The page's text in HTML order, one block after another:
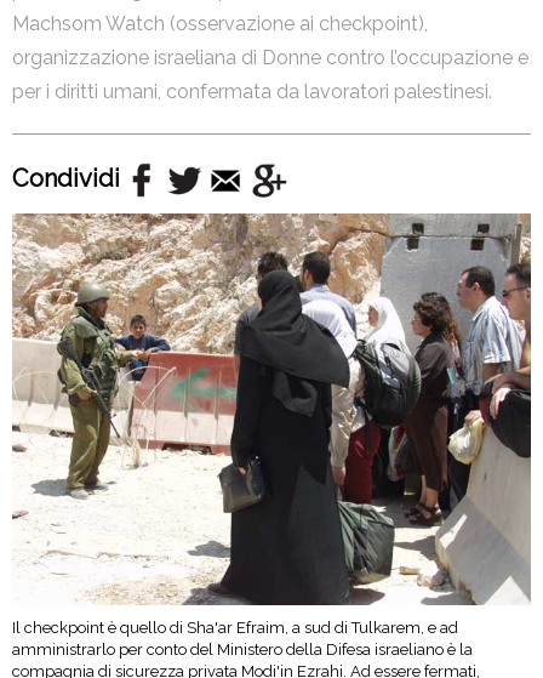
Machsom Watch (osservazione ai checkpoint),
organizzazione israeliana di Donne contro l’occupazione e
per i diritti umani, confermata da lavoratori palestinesi.
Condividi
Il checkpoint è quello di Sha'ar Efraim, a sud di Tulkarem, e ad
amministrarlo per conto del Ministero della Difesa israeliano è la
compagnia di sicurezza privata Modi'in Ezrahi. Ad essere fermati,